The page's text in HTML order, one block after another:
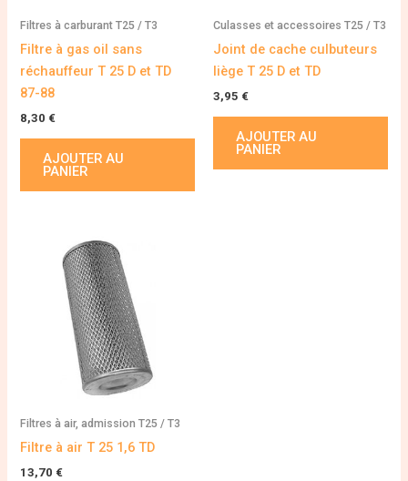
Filtres à carburant T25 / T3
Filtre à gas oil sans
réchauffeur T 25 D et TD
87-88
8,30 €
AJOUTER AU
PANIER
Culasses et accessoires T25 / T3
Joint de cache culbuteurs
liège T 25 D et TD
3,95 €
AJOUTER AU
PANIER
Filtres à air, admission T25 / T3
Filtre à air T 25 1,6 TD
13,70 €